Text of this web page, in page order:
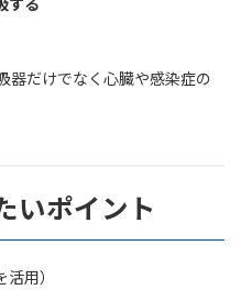
器だけでなく心臓や感染症の
いポイント
活用）